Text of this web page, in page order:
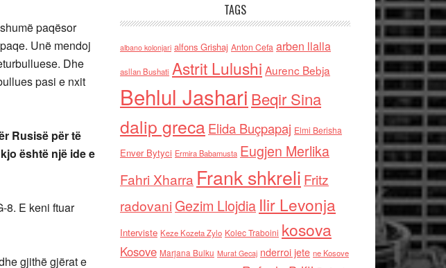
paqësor
Unë mendoj
Dhe
pasi e nxit
Rusisë për të
është një ide e
8. E keni ftuar
gjithë gjërat e
TAGS
albano kolonjari alfons Grishaj Anton Cefa arben llalla
asllan Bushati Astrit Lulushi Aurenc Bebja
Behlul Jashari Beqir Sina
dalip grecaElida Buçpapaj Elmi Berisha
Enver Bytyci Ermira Babamusta Eugjen Merlika
Fahri Xharra Frank shkreli Fritz
radovaniGezim Llojdia Ilir Levonja
Interviste Keze Kozeta Zylo Kolec Traboini kosova
Kosove Marjana Bulku Murat Gecaj nderroi jete ne Kosove